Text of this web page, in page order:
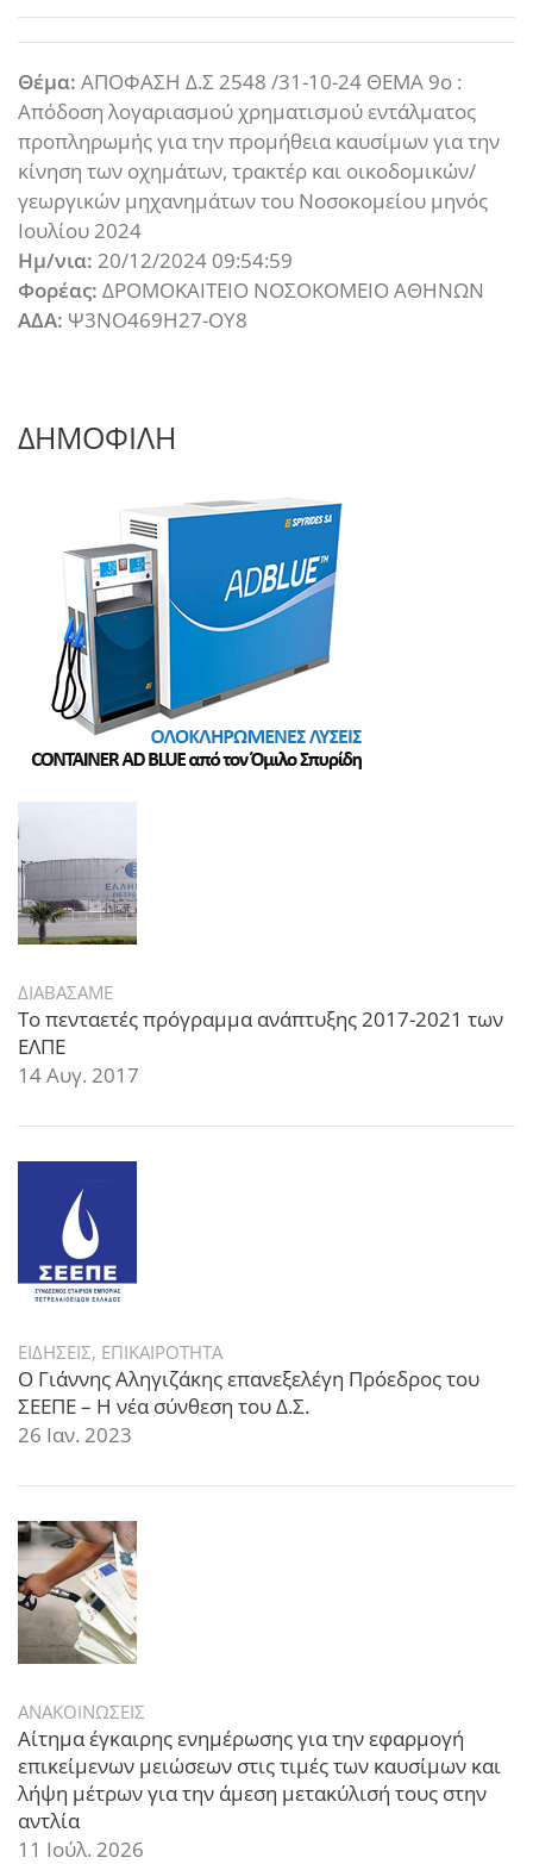
Θέμα: ΑΠΟΦΑΣΗ Δ.Σ 2548 /31-10-24 ΘΕΜΑ 9ο :
Απόδοση λογαριασμού χρηματισμού εντάλματος
προπληρωμής για την προμήθεια καυσίμων για την
κίνηση των οχημάτων, τρακτέρ και οικοδομικών/
γεωργικών μηχανημάτων του Νοσοκομείου μηνός
Ιουλίου 2024
Ημ/νια: 20/12/2024 09:54:59
Φορέας: ΔΡΟΜΟΚΑΙΤΕΙΟ ΝΟΣΟΚΟΜΕΙΟ ΑΘΗΝΩΝ
ΑΔΑ: Ψ3ΝΟ469Η27-ΟΥ8
ΔΗΜΟΦΙΛΗ
ΔΙΑΒΑΣΑΜΕ
Το πενταετές πρόγραμμα ανάπτυξης 2017-2021 των
ΕΛΠΕ
14 Αυγ. 2017
ΕΙΔΗΣΕΙΣ, ΕΠΙΚΑΙΡΟΤΗΤΑ
Ο Γιάννης Αληγιζάκης επανεξελέγη Πρόεδρος του
ΣΕΕΠΕ – Η νέα σύνθεση του Δ.Σ.
26 Ιαν. 2023
ΑΝΑΚΟΙΝΩΣΕΙΣ
Αίτημα έγκαιρης ενημέρωσης για την εφαρμογή
επικείμενων μειώσεων στις τιμές των καυσίμων και
λήψη μέτρων για την άμεση μετακύλισή τους στην
αντλία
11 Ιούλ. 2026